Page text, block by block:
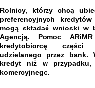
Rolnicy, którzy chcą
preferencyjnych
mogą składać wnioski w
Agencją. Pomoc
kredytobiorcę części
udzielanego przez
kredyt niż w przypadku,
komercyjnego.